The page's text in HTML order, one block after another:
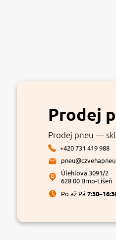
Prodej
Prodej pneu —
+420 731 419 988
Úlehlova 3091/2
628 00 Brno-Líšeň
Po až Pá